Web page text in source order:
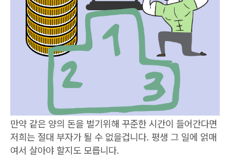
만약 같은 양의 돈을 벌기위해 꾸준한 시간이 들어간다면
저희는 절대 부자가 될 수 없을겁니다. 평생 그 일에 얽매
여서 살아야 할지도 모릅니다.